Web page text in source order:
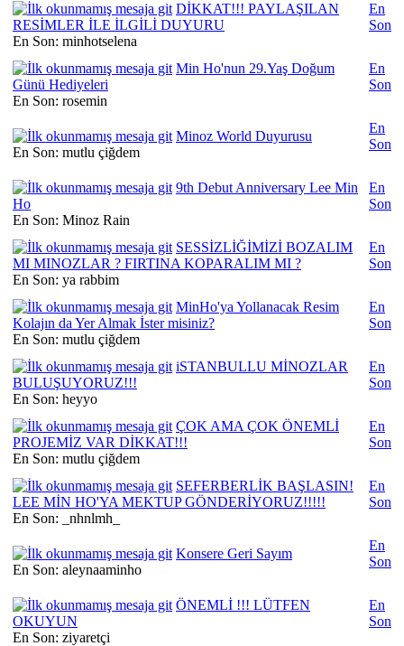
DİKKAT!!! PAYLAŞILAN
RESİMLER İLE İLGİLİ DUYURU
En Son: minhotselena
En
Son
Min Ho'nun 29.Yaş Doğum
Günü Hediyeleri
En Son: rosemin
En
Son
Minoz World Duyurusu
En Son: mutlu çiğdem
En
Son
9th Debut Anniversary Lee Min
Ho
En Son: Minoz Rain
En
Son
SESSİZLİĞİMİZİ BOZALIM
MI MINOZLAR ? FIRTINA KOPARALIM MI ?
En Son: ya rabbim
En
Son
MinHo'ya Yollanacak Resim
Kolajın da Yer Almak İster misiniz?
En Son: mutlu çiğdem
En
Son
iSTANBULLU MİNOZLAR
BULUŞUYORUZ!!!
En Son: heyyo
En
Son
ÇOK AMA ÇOK ÖNEMLİ
PROJEMİZ VAR DİKKAT!!!
En Son: mutlu çiğdem
En
Son
SEFERBERLİK BAŞLASIN!
LEE MİN HO'YA MEKTUP GÖNDERİYORUZ!!!!!
En Son: _nhnlmh_
En
Son
Konsere Geri Sayım
En Son: aleynaaminho
En
Son
ÖNEMLİ !!! LÜTFEN
OKUYUN
En Son: ziyaretçi
En
Son